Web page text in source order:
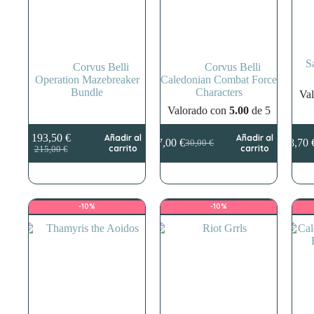
Corvus Belli
Operation Mazebreaker
Bundle
215,00€
El
precio
era:
215,00 €.
193,50 €
El
precio
es:
193,50 €.
Añadir al
carrito
Corvus Belli
Caledonian Combat Force
Characters
Valorado con 5.00de 5
30,00€
El
precio
era:
30,00 €.
27,00€El
precio
es:
27,00 €.
Añadir al
carrito
38,70
-10% -10%